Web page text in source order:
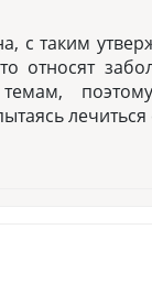
с таким
относят
лечиться